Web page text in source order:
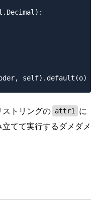
トリングの attr1
に
てて実行するダメダメ